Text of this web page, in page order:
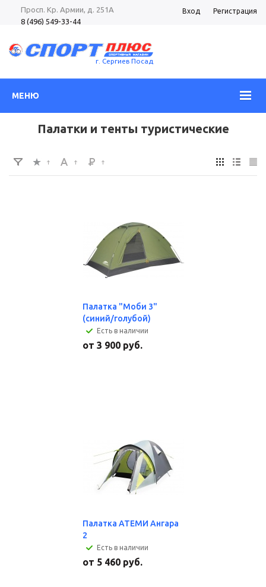
Просп. Кр. Армии, д. 251А
8 (496) 549-33-44
Просп. Кр. Армии, д. 105
8 (496) 540-52-62
Вход Регистрация
г. Сергиев Посад
МЕНЮ
Палатки и тенты туристические
Палатка "Моби 3"
(синий/голубой)
Есть в наличии
от 3 900 руб.
Палатка АТЕМИ Ангара
2
Есть в наличии
от 5 460 руб.